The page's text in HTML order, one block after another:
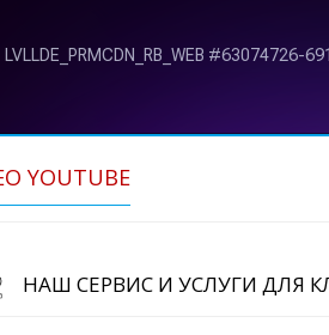
YOUTUBE
НАШ СЕРВИС И УСЛУГИ ДЛЯ